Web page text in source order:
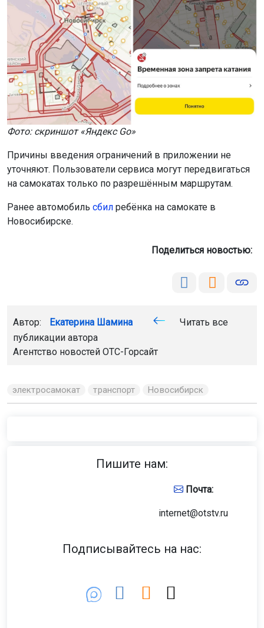
Фото: скриншот «Яндекс Go»
Причины введения ограничений в приложении не
уточняют. Пользователи сервиса могут передвигаться
на самокатах только по разрешённым маршрутам.
Ранее автомобиль сбил ребёнка на самокате в
Новосибирске.
Поделиться новостью:
Автор: Екатерина Шамина
Читать все
публикации автора
Агентство новостей ОТС-Горсайт
электросамокат транспорт Новосибирск
Пишите нам:
Почта:
internet@otstv.ru
Подписывайтесь на нас: